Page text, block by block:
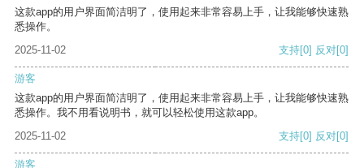
这款app的用户界面简洁明了，使用起来非常容易上手，让我能够快速熟
悉操作。
2025-11-02
支持[0] 反对[0]
游客
这款app的用户界面简洁明了，使用起来非常容易上手，让我能够快速熟
悉操作。我不用看说明书，就可以轻松使用这款app。
2025-11-02
支持[0] 反对[0]
游客